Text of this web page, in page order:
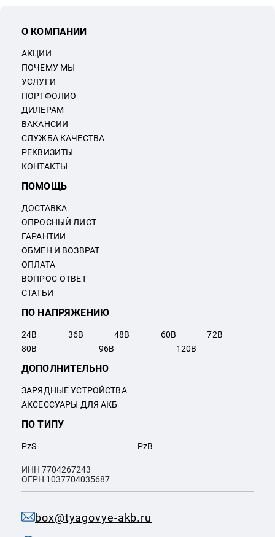
box@tyagovye-akb.ru
О КОМПАНИИ
АКЦИИ
ПОЧЕМУ МЫ
УСЛУГИ
ПОРТФОЛИО
ДИЛЕРАМ
ВАКАНСИИ
СЛУЖБА КАЧЕСТВА
РЕКВИЗИТЫ
КОНТАКТЫ
ПОМОЩЬ
ДОСТАВКА
ОПРОСНЫЙ ЛИСТ
ГАРАНТИИ
ОБМЕН И ВОЗВРАТ
ОПЛАТА
ВОПРОС-ОТВЕТ
СТАТЬИ
ПО НАПРЯЖЕНИЮ
24В 36В 48В 60В 72В
80В 96В 120В
ПО ТИПУ
PzS PzB
ДОПОЛНИТЕЛЬНО
ЗАРЯДНЫЕ УСТРОЙСТВА
АКСЕССУАРЫ ДЛЯ АКБ
ИНН 7704267243
ОГРН 1037704035687